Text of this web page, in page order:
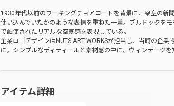
1930年代以前のワーキングチョアコートを背景に、架空の新
使い込んでいたかのような表情を重ねた一着。ブルドックを
で酷使されたリアルな空気感を表現している。
企業ロゴデザインはNUTS ART WORKSが担当し、当時の企業
に。シンプルなディティールと素材感の中に、ヴィンテージを
アイテム詳細